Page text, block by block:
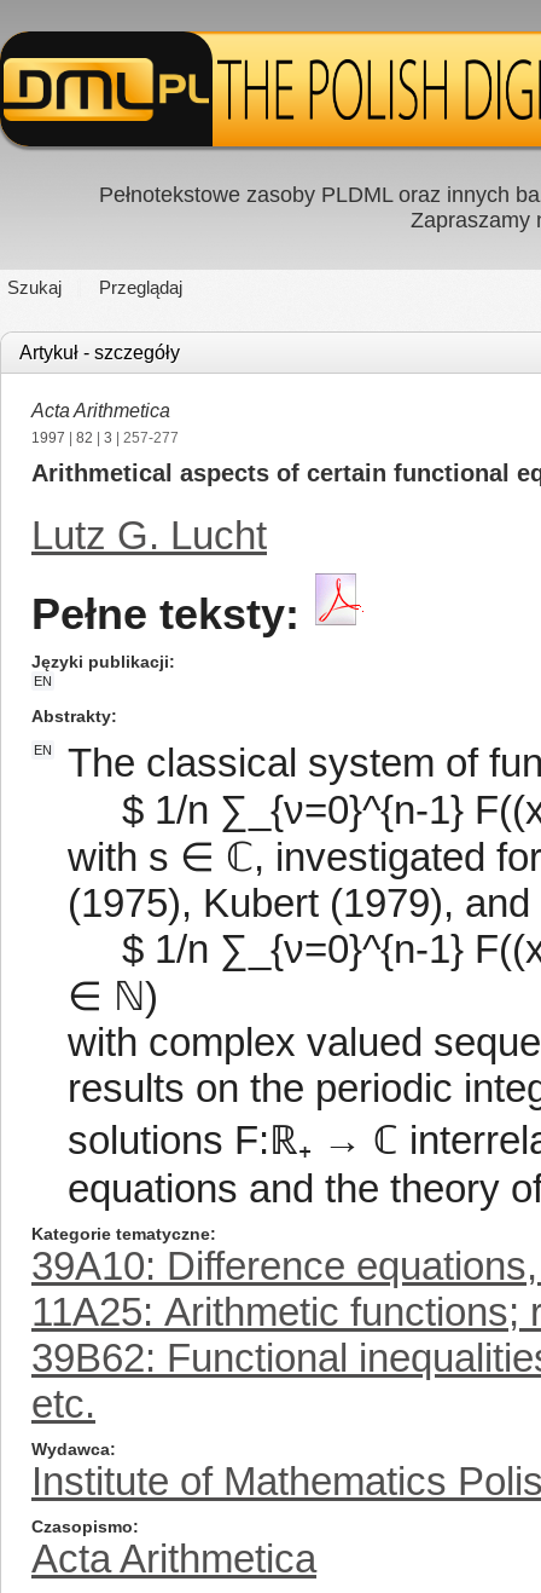
Pełnotekstowe zasoby PLDML oraz innych
Zapraszamy
Szukaj Przeglądaj
Artykuł - szczegóły
Acta Arithmetica
1997 82 3 | 257-277
Arithmetical aspects of certain functional
Lutz G. Lucht
Pełne teksty:
Języki publikacji
EN
Abstrakty
EN
The classical system of
$ 1/n ∑_{ν=0}^{n-1}
with s ∈ ℂ, investigated
(1975), Kubert (1979),
$ 1/n ∑_{ν=0}^{n-1}
∈ ℕ)
with complex valued
results on the periodic
solutions F:ℝ₊ → ℂ
equations and the theory
Kategorie tematyczne
39A10: Difference
11A25: Arithmetic
39B62: Functional
etc.
Wydawca
Institute of Mathematics
Czasopismo
Acta Arithmetica